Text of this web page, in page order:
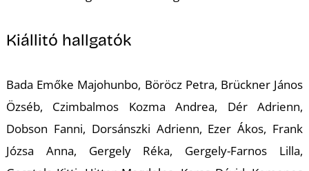
Kiállitó hallgatók
Bada Emőke Majohunbo, Böröcz Petra, Brückner János
Özséb, Czimbalmos Kozma Andrea, Dér Adrienn,
Dobson Fanni, Dorsánszki Adrienn, Ezer Ákos, Frank
Józsa Anna, Gergely Réka, Gergely-Farnos Lilla,